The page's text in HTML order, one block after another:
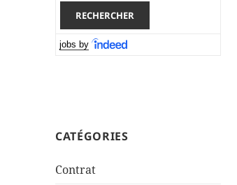
jobs by
CATÉGORIES
Contrat